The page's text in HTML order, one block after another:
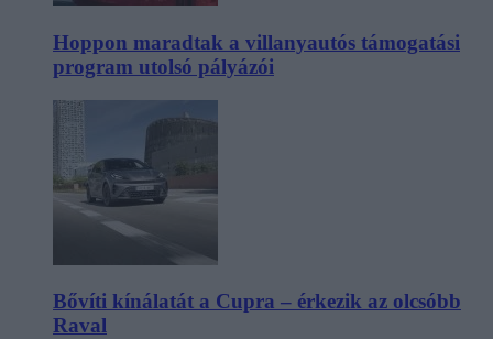
Hoppon maradtak a villanyautós támogatási
program utolsó pályázói
Bővíti kínálatát a Cupra – érkezik az olcsóbb
Raval